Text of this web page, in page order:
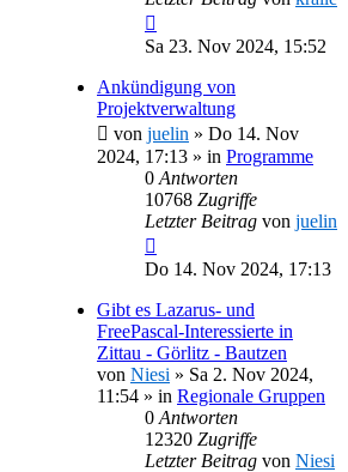
Sa 23. Nov 2024, 15:52
Ankündigung von
Projektverwaltung
von juelin » Do 14. Nov
2024, 17:13 » in Programme
0 Antworten
10768 Zugriffe
Letzter Beitrag von juelin
Do 14. Nov 2024, 17:13
Gibt es Lazarus- und
FreePascal-Interessierte in
Zittau - Görlitz - Bautzen
von Niesi » Sa 2. Nov 2024,
11:54 » in Regionale Gruppen
0 Antworten
12320 Zugriffe
Letzter Beitrag von Niesi